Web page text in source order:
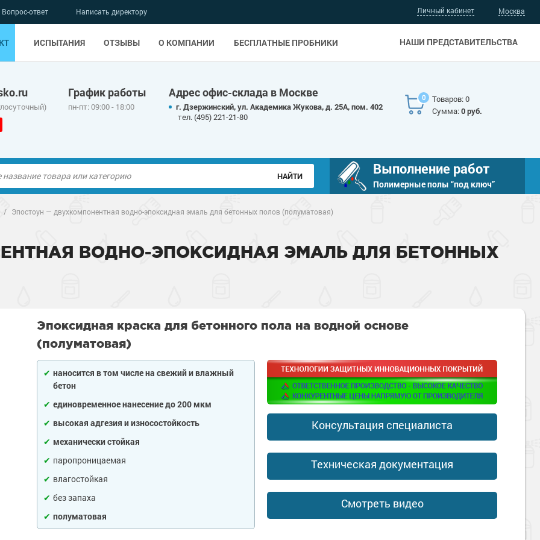
Личный кабинет
НАШИ ПРЕДСТАВИТЕЛЬСТВА
Вопрос-ответ Написать директору
ИСПЫТАНИЯ ОТЗЫВЫ О КОМПАНИИ БЕСПЛАТНЫЕ ПРОБНИКИ
Москва
График работы
пн-пт: 09:00 - 18:00
Адрес офис-склада в Москве
г. Дзержинский, ул. Академика Жукова, д. 25А, пом. 402
тел. (495) 221-21-80
0
Товаров: 0
Сумма:0 руб.
Выполнение работ
Полимерные полы “под ключ”
полы
наливные
металла
краски
эмали
товары
дерева
товары
товары
и потолков
для бассейна
товары
товары
товары
/ Эпостоун — двухкомпонентная водно-эпоксидная эмаль для бетонных полов (полуматовая)
ВОДНО-ЭПОКСИДНАЯ ЭМАЛЬ ДЛЯ БЕТОННЫХ
Эпоксидная краска для бетонного пола на водной основе
(полуматовая)
наносится в том числе на свежий и влажный
бетон
единовременное нанесение до 200 мкм
высокая адгезия и износостойкость
механически стойкая
паропроницаемая
влагостойкая
без запаха
полуматовая
Консультация специалиста
Техническая документация
Смотреть видео